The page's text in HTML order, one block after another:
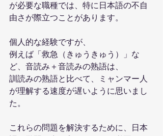
が必要な職種では、特に日本語の不自
由さが際立つことがあります。
個人的な経験ですが、
例えば「救急（きゅうきゅう）」な
ど、音読み＋音読みの熟語は、
訓読みの熟語と比べて、ミャンマー人
が理解する速度が遅いように思いまし
た。
これらの問題を解決するために、日本